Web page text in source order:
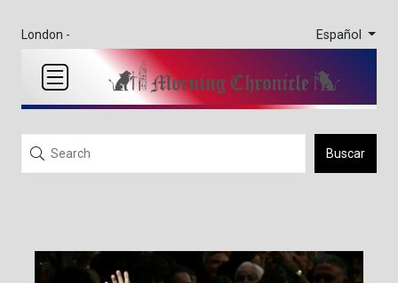
London - Español
Buscar